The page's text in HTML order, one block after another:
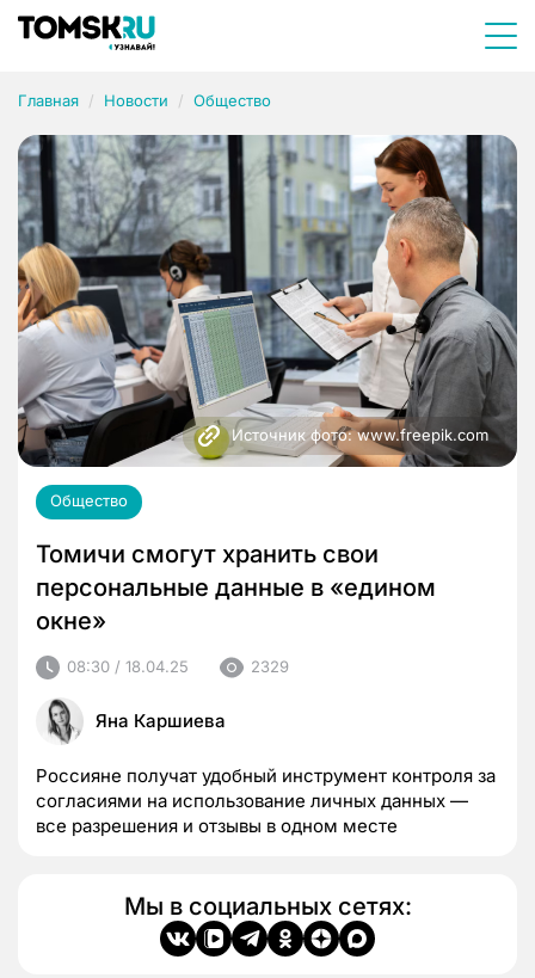
Главная Новости Общество
Источник фото: www.freepik.com
Общество
Томичи смогут хранить свои
персональные данные в «едином
окне»
08:30 / 18.04.25 2329
Яна Каршиева
Россияне получат удобный инструмент контроля за
согласиями на использование личных данных —
все разрешения и отзывы в одном месте
Мы в социальных сетях: